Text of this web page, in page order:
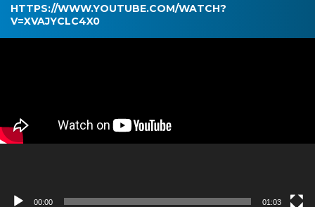
HTTPS://WWW.YOUTUBE.COM/WATCH?
V=XVAJYCLC4X0
Pemutar
00:00 01:03